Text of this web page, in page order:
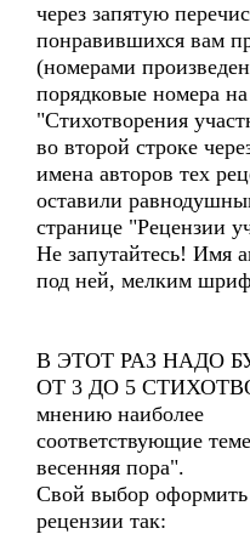
через запятую
понравившихся вам
(номерами
порядковые номера
"Стихотворения
во второй строке
имена авторов тех
оставили
странице "Рецензии
Не запутайтесь! Имя
под ней, мелким
В ЭТОТ РАЗ НАДО
ОТ 3 ДО 5
мнению наиболее
соответствующие
весенняя пора".
Свой выбор оформить
рецензии так: